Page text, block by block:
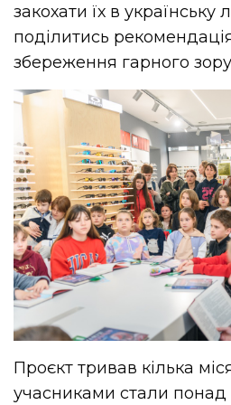
закохати їх в українську
поділитись
збереження гарного
Проєкт тривав кілька
учасниками стали понад